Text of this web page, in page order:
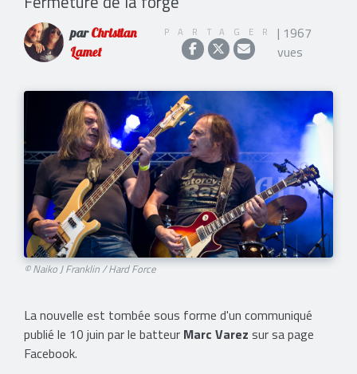
parChristian
Lamet
PARTAGER | 1967
vues
© Naiko J Franklin / Hard Force
La nouvelle est tombée sous forme d'un communiqué
publié le 10 juin par le batteur Marc Varez sur sa page
Facebook.